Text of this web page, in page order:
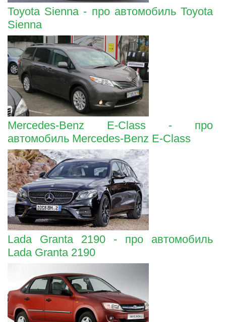
Toyota Sienna - про автомобиль Toyota
Sienna
Mercedes-Benz E-Class - про
автомобиль Mercedes-Benz E-Class
Lada Granta 2190 - про автомобиль
Lada Granta 2190